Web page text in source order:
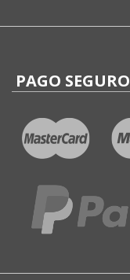
PAGO SEGURO